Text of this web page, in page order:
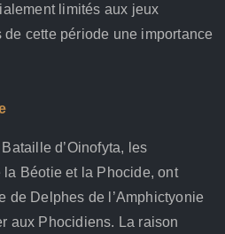
limités aux jeux
de cette période une importance
d’Oinofyta, les
la Béotie et la Phocide, ont
de Delphes de l’Amphictyonie
aux Phocidiens. La raison